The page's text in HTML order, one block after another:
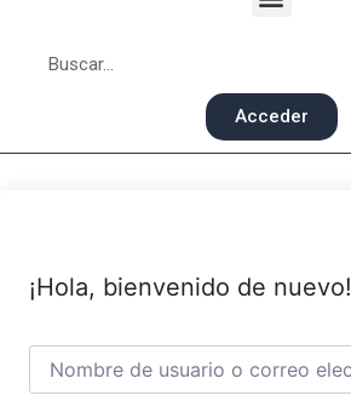
Acceder
¡Hola, bienvenido de nuevo!